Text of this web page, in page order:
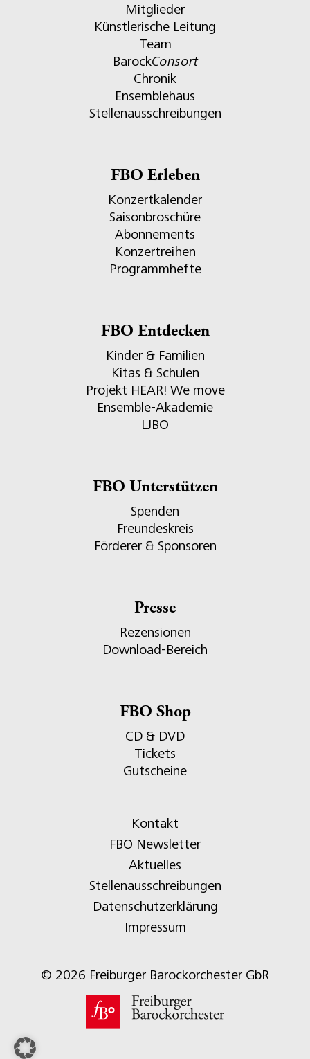
Mitglieder
Künstlerische Leitung
Team
BarockConsort
Chronik
Ensemblehaus
Stellenausschreibungen
FBO Erleben
Konzertkalender
Saisonbroschüre
Abonnements
Konzertreihen
Programmhefte
FBO Entdecken
Kinder & Familien
Kitas & Schulen
Projekt HEAR! We move
Ensemble-Akademie
LJBO
FBO Unterstützen
Spenden
Freundeskreis
Förderer & Sponsoren
Presse
Rezensionen
Download-Bereich
FBO Shop
CD & DVD
Tickets
Gutscheine
Kontakt
FBO Newsletter
Aktuelles
Stellenausschreibungen
Datenschutzerklärung
Impressum
© 2026 Freiburger Barockorchester GbR